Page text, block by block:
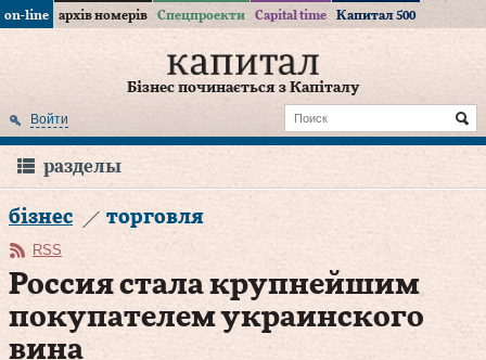
on-line архів номерів Спецпроекти Capital time Капитал 500
Бізнес починається з Капіталу
Войти
разделы
бізнес торговля
RSS
Россия стала крупнейшим
покупателем украинского
вина